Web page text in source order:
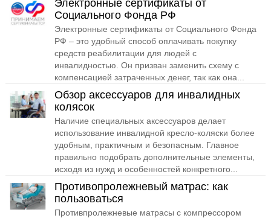
Электронные сертификаты от
Социального Фонда РФ
Электронные сертификаты от Социального Фонда
РФ – это удобный способ оплачивать покупку
средств реабилитации для людей с
инвалидностью. Он призван заменить схему с
компенсацией затраченных денег, так как она...
Обзор аксессуаров для инвалидных
колясок
Наличие специальных аксессуаров делает
использование инвалидной кресло-коляски более
удобным, практичным и безопасным. Главное
правильно подобрать дополнительные элементы,
исходя из нужд и особенностей конкретного...
Противопролежневый матрас: как
пользоваться
Противпролежневые матрасы с компрессором